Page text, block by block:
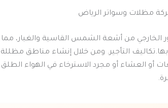
مظلات وسواتر الرياض
الخارجي من أشعة الشمس القاسية والغبار،
التأجير. ومن خلال إنشاء مناطق
أو العشاء أو مجرد الاسترخاء في الهواء